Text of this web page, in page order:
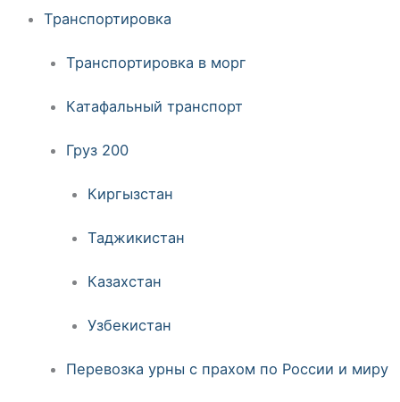
Транспортировка
Транспортировка в морг
Катафальный транспорт
Груз 200
Киргызстан
Таджикистан
Казахстан
Узбекистан
Перевозка урны с прахом по России и миру